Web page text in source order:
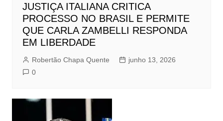
JUSTIÇA ITALIANA CRITICA
PROCESSO NO BRASIL E PERMITE
QUE CARLA ZAMBELLI RESPONDA
EM LIBERDADE
Robertão Chapa Quente
junho 13, 2026
0